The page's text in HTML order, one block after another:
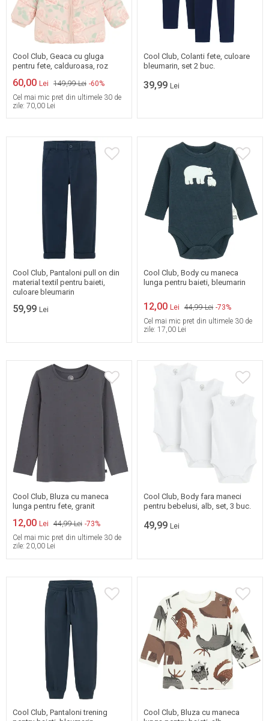
80 86 92
Cool Club, Geaca cu gluga
pentru fete, calduroasa, roz
60,00 Lei 149,99 Lei -60%
Cel mai mic pret din ultimele 30 de
zile: 70,00 Lei
Mai multe marimi
disponibile
Cool Club, Colanti fete, culoare
bleumarin, set 2 buc.
39,99 Lei
Mai multe marimi
disponibile
Cool Club, Pantaloni pull on din
material textil pentru baieti,
culoare bleumarin
59,99 Lei
80
Cool Club, Body cu maneca
lunga pentru baieti, bleumarin
12,00 Lei 44,99 Lei -73%
Cel mai mic pret din ultimele 30 de
zile: 17,00 Lei
Mai multe marimi
Cool Club, Bluza cu maneca
lunga pentru fete, granit
12,00 Lei 44,99 Lei -73%
Cel mai mic pret din ultimele 30 de
zile: 20,00 Lei
Mai multe marimi
Cool Club, Body fara maneci
pentru bebelusi, alb, set, 3 buc.
49,99 Lei
104
110
122 128
Cool Club, Pantaloni trening
86 92
Cool Club, Bluza cu maneca